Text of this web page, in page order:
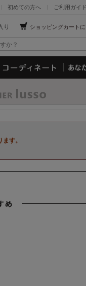
ご利用ガイド
初めての方へ
ショッピングカート
り
す。